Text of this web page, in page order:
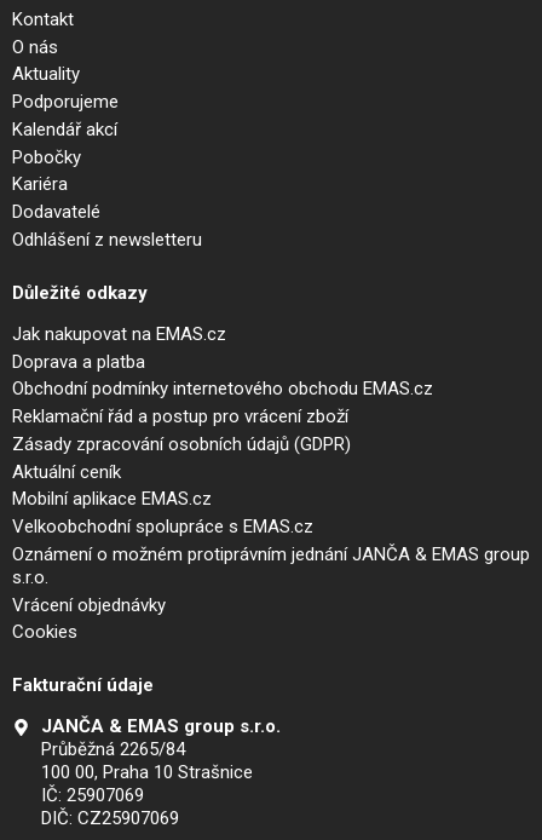
Kontakt
O nás
Aktuality
Podporujeme
Kalendář akcí
Pobočky
Kariéra
Dodavatelé
Odhlášení z newsletteru
Důležité odkazy
Jak nakupovat na EMAS.cz
Doprava a platba
Obchodní podmínky internetového obchodu EMAS.cz
Reklamační řád a postup pro vrácení zboží
Zásady zpracování osobních údajů (GDPR)
Aktuální ceník
Mobilní aplikace EMAS.cz
Velkoobchodní spolupráce s EMAS.cz
Oznámení o možném protiprávním jednání JANČA & EMAS group
s.r.o.
Vrácení objednávky
Cookies
Fakturační údaje
JANČA & EMAS group s.r.o.
Průběžná 2265/84
100 00, Praha 10 Strašnice
IČ: 25907069
DIČ: CZ25907069